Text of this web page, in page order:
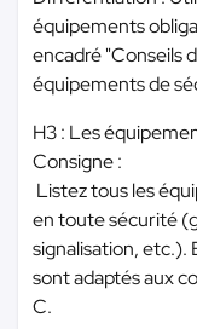
équipements
encadré "Conseils
équipements de
H3 : Les
Consigne :
Listez tous les
en toute sécurité
signalisation, etc.).
sont adaptés aux
C.